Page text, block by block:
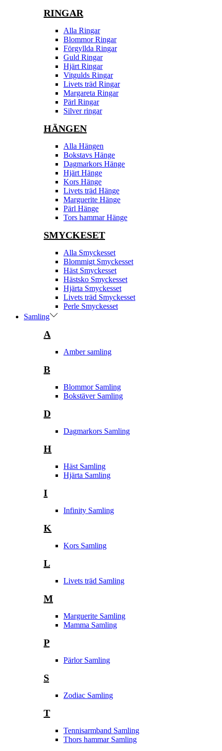
RINGAR
Alla Ringar
Blommor Ringar
Förgyllda Ringar
Guld Ringar
Hjärt Ringar
Vitgulds Ringar
Livets träd Ringar
Margareta Ringar
Pärl Ringar
Silver ringar
HÄNGEN
Alla Hängen
Bokstavs Hänge
Dagmarkors Hänge
Hjärt Hänge
Kors Hänge
Livets träd Hänge
Marguerite Hänge
Pärl Hänge
Tors hammar Hänge
SMYCKESET
Alla Smyckesset
Blommigt Smyckesset
Häst Smyckesset
Hästsko Smyckesset
Hjärta Smyckesset
Livets träd Smyckesset
Perle Smyckesset
Samling
A
Amber samling
B
Blommor Samling
Bokstäver Samling
D
Dagmarkors Samling
H
Häst Samling
Hjärta Samling
I
Infinity Samling
K
Kors Samling
L
Livets träd Samling
M
Marguerite Samling
Mamma Samling
P
Pärlor Samling
S
Zodiac Samling
T
Tennisarmband Samling
Thors hammar Samling